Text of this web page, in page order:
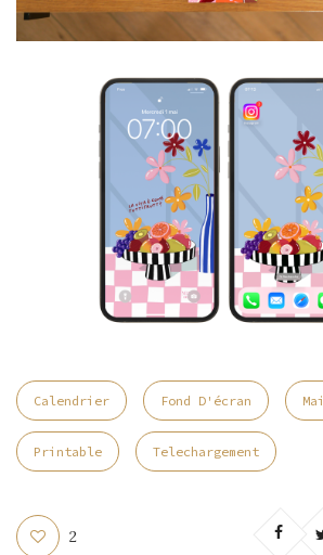
Calendrier Fond D'écran Mai
Printable Telechargement
2